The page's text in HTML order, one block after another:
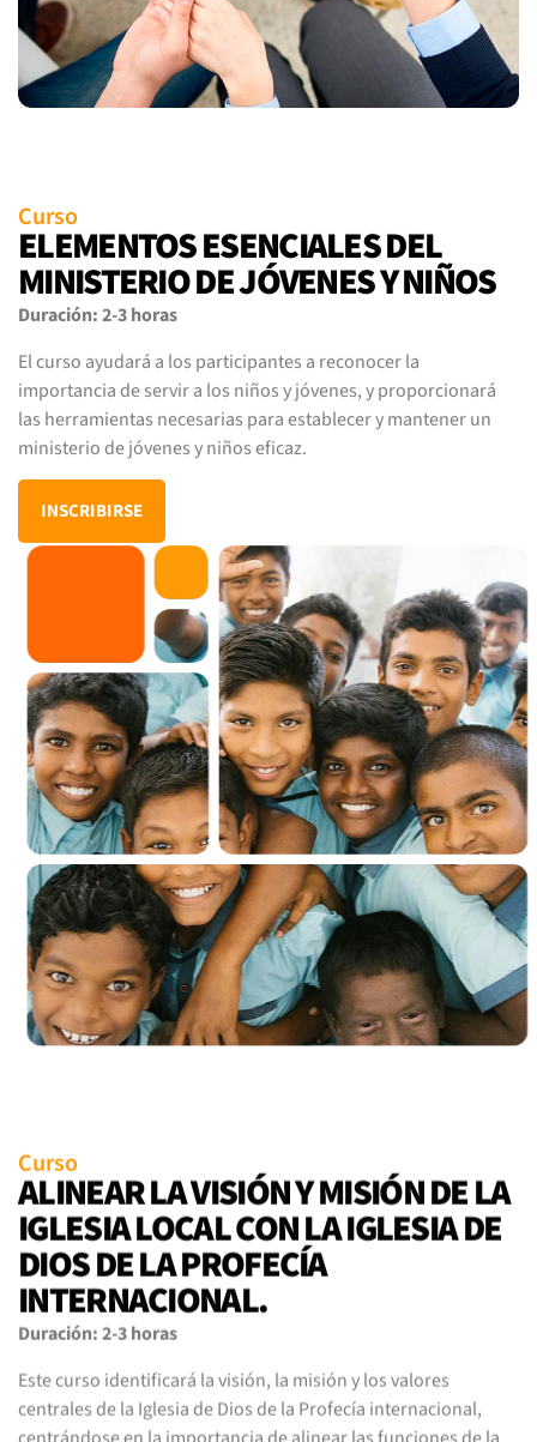
Curso
ELEMENTOS ESENCIALES DEL
MINISTERIO DE JÓVENES Y NIÑOS
Duración: 2-3 horas
El curso ayudará a los participantes a reconocer la
importancia de servir a los niños y jóvenes, y proporcionará
las herramientas necesarias para establecer y mantener un
ministerio de jóvenes y niños eficaz.
INSCRIBIRSE
Curso
ALINEAR LA VISIÓN Y MISIÓN DE LA
IGLESIA LOCAL CON LA IGLESIA DE
DIOS DE LA PROFECÍA
INTERNACIONAL.
Duración: 2-3 horas
Este curso identificará la visión, la misión y los valores
centrales de la Iglesia de Dios de la Profecía internacional,
centrándose en la importancia de alinear las funciones de la